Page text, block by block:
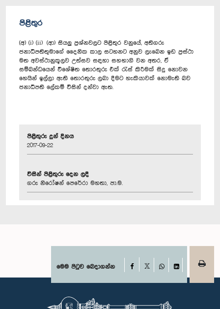
පිළිතුර
(අ) (i) (ii) (ආ) සියලු ප්‍රශ්නවලට පිළිතුර වනුයේ, අතිගරු
ජනාධිපතිතුමාගේ දෛනික කාල සටහනට අනුව ලැබෙන ඉඩ ප්‍රස්ථා
මත අවස්ථානුකූලව උත්සව සඳහා සහභාගි වන අතර, ඒ
සම්බන්ධයෙන් විශේෂිත තොරතුරු එක් රැස් කිරීමක් සිදු නොවන
හෙයින් ඉල්ලා ඇති තොරතුරු ලබා දීමට හැකියාවක් නොමැති බව
ජනාධිපති ලේකම් විසින් දන්වා ඇත.
පිළිතුරු දුන් දිනය
2017-09-22
විසින් පිළිතුරු දෙන ලදී
ගරු නිරෝෂන් පෙරේරා මහතා, පා.ම.
මෙම පිටුව බෙදාගන්න Facebook
WhatsAppLinkedIn